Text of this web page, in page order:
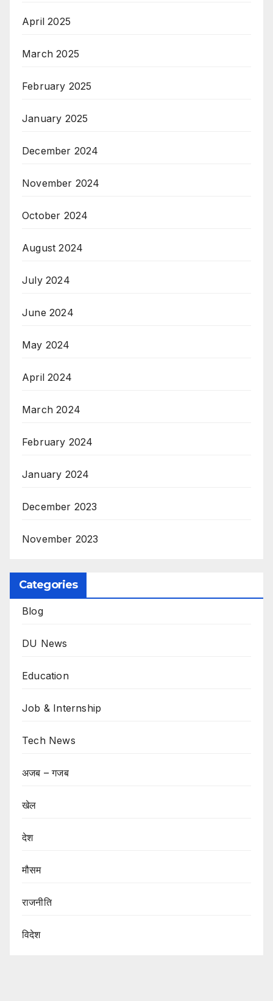
April 2025
March 2025
February 2025
January 2025
December 2024
November 2024
October 2024
August 2024
July 2024
June 2024
May 2024
April 2024
March 2024
February 2024
January 2024
December 2023
November 2023
Categories
Blog
DU News
Education
Job & Internship
Tech News
अजब – गजब
खेल
देश
मौसम
राजनीति
विदेश